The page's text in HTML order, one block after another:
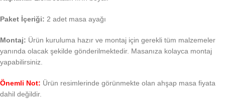
Paket İçeriği: 2 adet masa ayağı
Montaj: Ürün kuruluma hazır ve montaj için gerekli tüm malzemeler
yanında olacak şekilde gönderilmektedir. Masanıza kolayca montaj
yapabilirsiniz.
Önemli Not: Ürün resimlerinde görünmekte olan ahşap masa fiyata
dahil değildir.